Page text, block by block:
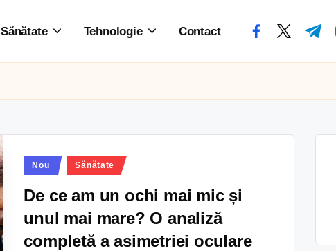
Sănătate Tehnologie Contact
Nou Sănătate
De ce am un ochi mai mic și
unul mai mare? O analiză
completă a asimetriei oculare